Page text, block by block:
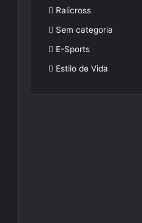
Ralicross
Sem categoria
E-Sports
Estilo de Vida